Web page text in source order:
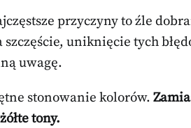
przyczyny to źle
uniknięcie tych
uwagę.
stonowanie kolorów.
tony.